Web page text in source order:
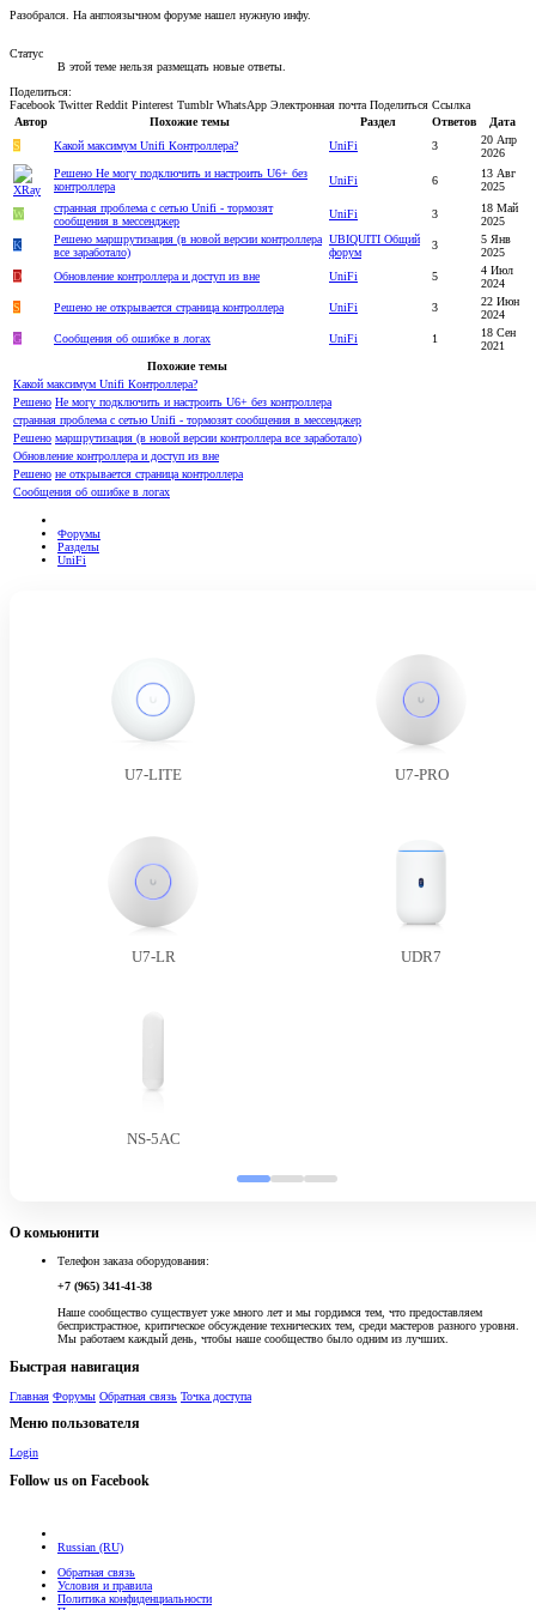
Разобрался. На англоязычном форуме нашел нужную инфу.
Статус
В этой теме нельзя размещать новые ответы.
Поделиться:
Facebook Twitter Reddit Pinterest Tumblr WhatsApp Электронная почта Поделиться Ссылка
Автор
Похожие темы Раздел Ответов
Дата
S
Какой максимум Unifi Контроллера? UniFi 3
20 Апр
2026
Решено Не могу подключить и настроить U6+ без
контроллера
UniFi 6
13 Авг
2025
W
странная проблема с сетью Unifi - тормозят
сообщения в мессенджер
UniFi 3
18 Май
2025
K
Решено маршрутизация (в новой версии контроллера
все заработало)
UBIQUITI Общий
форум
3
5 Янв
2025
D
Обновление контроллера и доступ из вне UniFi 5
4 Июл
2024
S
Решено не открывается страница контроллера UniFi 3
22 Июн
2024
G
Сообщения об ошибке в логах UniFi 1
18 Сен
2021
Похожие темы
Какой максимум Unifi Контроллера?
Решено Не могу подключить и настроить U6+ без контроллера
странная проблема с сетью Unifi - тормозят сообщения в мессенджер
Решено маршрутизация (в новой версии контроллера все заработало)
Обновление контроллера и доступ из вне
Решено не открывается страница контроллера
Сообщения об ошибке в логах
Форумы
Разделы
UniFi
U7-LITE U7-PRO
U7-LR UDR7
NS-5AC
О комьюнити
Телефон заказа оборудования:
+7 (965) 341-41-38
Наше сообщество существует уже много лет и мы гордимся тем, что предоставляем
беспристрастное, критическое обсуждение технических тем, среди мастеров разного уровня.
Мы работаем каждый день, чтобы наше сообщество было одним из лучших.
Быстрая навигация
Главная Форумы Обратная связь Точка доступа
Меню пользователя
Login
Follow us on Facebook
Russian (RU)
Обратная связь
Условия и правила
Политика конфиденциальности